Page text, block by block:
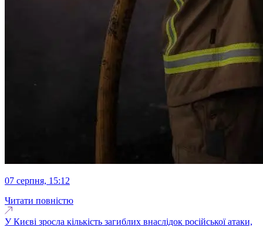
07 серпня, 15:12
Читати повністю
У Києві зросла кількість загиблих внаслідок російської атаки,